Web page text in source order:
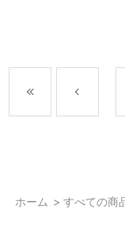
ホーム > すべての商